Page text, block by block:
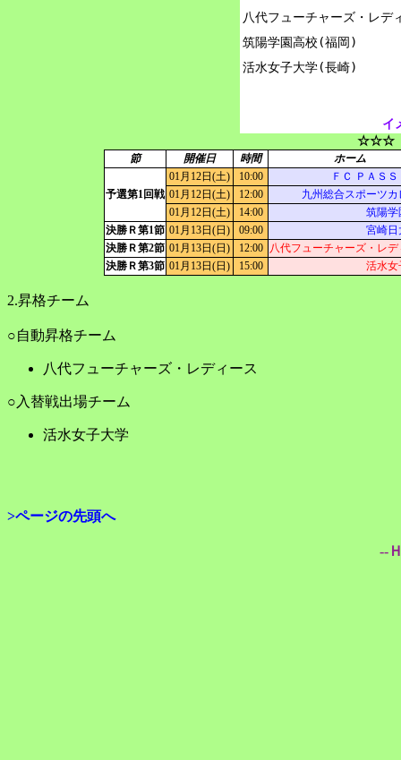
八代フューチャーズ・レ
筑陽学園高校(福岡)
イ
☆☆☆
節 開催日 時間 ホーム
予選第1回戦
01月12日(土) 10:00
ＦＣ ＰＡＳ
01月12日(土)
12:00
九州総合スポーツカ
01月12日(土)
14:00
筑陽学
決勝Ｒ第1節 01月13日(日) 09:00
宮崎日
決勝Ｒ第2節 01月13日(日) 12:00
八代フューチャーズ・レデ
決勝Ｒ第3節 01月13日(日) 15:00 活水女
2.昇格チーム
○自動昇格チーム
八代フューチャーズ・レディース
○入替戦出場チーム
活水女子大学
>ページの先頭へ
--